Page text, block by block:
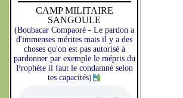
CAMP MILITAIRE
SANGOULE
(Boubacar Compaoré - Le pardon a
d'immenses mérites mais il y a des
choses qu'on est pas autorisé à
pardonner par exemple le mépris du
Prophète il faut le condamné selon
tes capacités)